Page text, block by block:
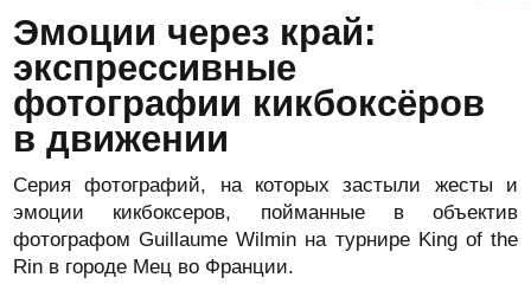
Эмоции через край:
экспрессивные
фотографии кикбоксёров
в движении
Серия фотографий, на которых застыли жесты и
эмоции кикбоксеров, пойманные в объектив
фотографом Guillaume Wilmin на турнире King of the
Rin в городе Мец во Франции.